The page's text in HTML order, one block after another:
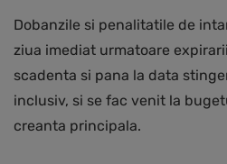
Dobanzile si penalitatile de
ziua imediat urmatoare
scadenta si pana la data
inclusiv, si se fac venit la
creanta principala.